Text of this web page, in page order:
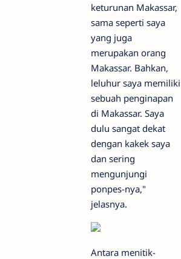
keturunan Makassar,
sama seperti saya
yang juga
merupakan orang
Makassar. Bahkan,
leluhur saya memiliki
sebuah penginapan
di Makassar. Saya
dulu sangat dekat
dengan kakek saya
dan sering
mengunjungi
ponpes-nya,"
jelasnya.
Antara menitik-